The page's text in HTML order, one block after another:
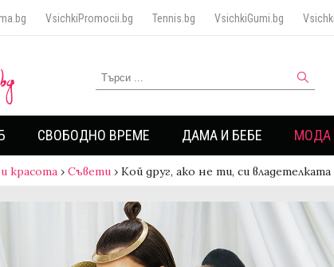
VsichkiPromocii.bg Tennis.bg VsichkiGumi.bg
СВОБОДНО ВРЕМЕ ДАМА И БЕБЕ МОДА
красота › Съвети › Кой друг, ако не ти, си